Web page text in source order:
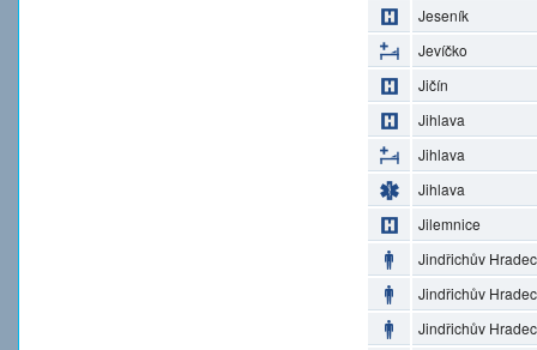
Jeseník
Jevíčko
Jičín
Jihlava
Jihlava
Jihlava
Jilemnice
Jindřichův Hradec
Jindřichův Hradec
Jindřichův Hradec